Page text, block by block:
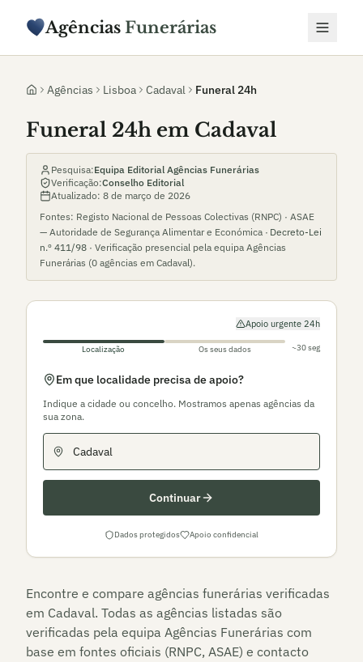
Agências Funerárias
Agências Lisboa Cadaval Funeral 24h
Funeral 24h em Cadaval
Pesquisa:Equipa Editorial Agências Funerárias
Verificação:Conselho Editorial
Atualizado: 8 de março de 2026
Fontes: Registo Nacional de Pessoas Colectivas (RNPC) · ASAE
— Autoridade de Segurança Alimentar e Económica · Decreto-Lei
n.º 411/98 · Verificação presencial pela equipa Agências
Funerárias (0 agências em Cadaval).
Apoio urgente 24h
Localização Os seus dados ~30 seg
Em que localidade precisa de apoio?
Indique a cidade ou concelho. Mostramos apenas agências da
sua zona.
Continuar
Dados protegidos Apoio confidencial
Encontre e compare agências funerárias verificadas
em Cadaval. Todas as agências listadas são
verificadas pela equipa Agências Funerárias com
base em fontes oficiais (RNPC, ASAE) e contacto